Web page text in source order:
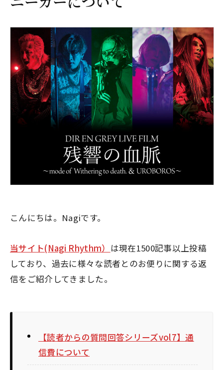
こんにちは。Nagiです。
当サイト(Nagi Rhythm） は現在1500記事以上投稿
しており、過去に様々な読者とのお便りに関する返
信をご紹介してきました。
【読者からの質問回答シリーズvol7】通
信費について